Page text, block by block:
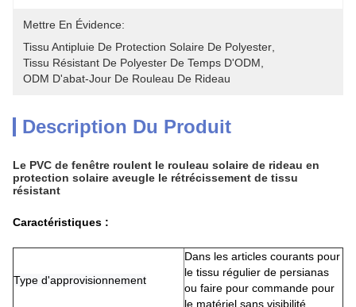
Mettre En Évidence:
Tissu Antipluie De Protection Solaire De Polyester
Tissu Résistant De Polyester De Temps D'ODM
ODM D'abat-Jour De Rouleau De Rideau
Description Du Produit
Le PVC de fenêtre roulent le rouleau solaire de rideau en
protection solaire aveugle le rétrécissement de tissu
résistant
Caractéristiques :
Type d'approvisionnement
Dans les articles courants pour
le tissu régulier de persianas
ou faire pour commande pour
le matériel sans visibilité